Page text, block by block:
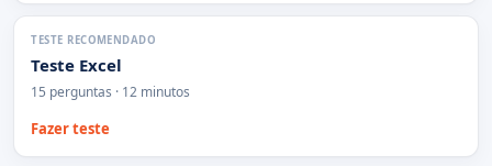
TESTE RECOMENDADO
Teste Excel
15 perguntas · 12 minutos
Fazer teste